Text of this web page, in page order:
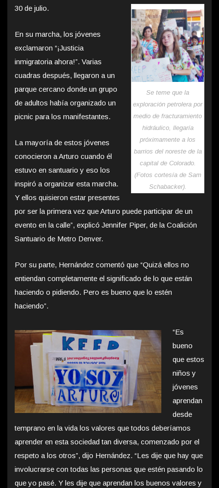
Se teme que la
exploración petrolera por
medio de fracturamiento
hidráulico, llegaría
próximamente a los
barrios del noreste de la
capital de Colorado.
(Fotos cortesía de Sam
Schabacker).
30 de julio.
En su marcha, los jóvenes
exclamaron “¡Justicia
inmigratoria ahora!”. Varias
cuadras después, llegaron a un
parque cercano donde un grupo
de adultos había organizado un
picnic para los manifestantes.
La mayoría de estos jóvenes
conocieron a Arturo cuando él
estuvo en santuario y eso los
inspiró a organizar esta marcha.
Y ellos quisieron estar presentes
por ser la primera vez que Arturo puede participar de un
evento en la calle”, explicó Jennifer Piper, de la Coalición
Santuario de Metro Denver.
Por su parte, Hernández comentó que “Quizá ellos no
entiendan completamente el significado de lo que están
haciendo o pidiendo. Pero es bueno que lo estén
haciendo”.
“Es
bueno
que estos
niños y
jóvenes
aprendan
desde
temprano en la vida los valores que todos deberíamos
aprender en esta sociedad tan diversa, comenzado por el
respeto a los otros”, dijo Hernández. “Les dije que hay que
involucrarse con todas las personas que estén pasando lo
que yo pasé. Y les dije que aprendan los buenos valores y